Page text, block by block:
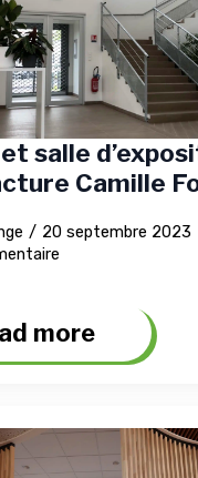
salle
Camille
20 septembre 2023
more